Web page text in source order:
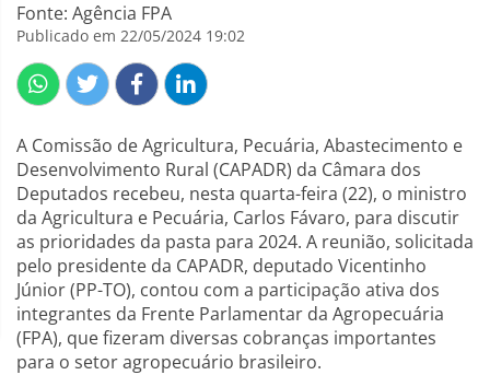
Fonte: Agência FPA
Publicado em 22/05/2024 19:02
A Comissão de Agricultura, Pecuária, Abastecimento e
Desenvolvimento Rural (CAPADR) da Câmara dos
Deputados recebeu, nesta quarta-feira (22), o ministro
da Agricultura e Pecuária, Carlos Fávaro, para discutir
as prioridades da pasta para 2024. A reunião, solicitada
pelo presidente da CAPADR, deputado Vicentinho
Júnior (PP-TO), contou com a participação ativa dos
integrantes da Frente Parlamentar da Agropecuária
(FPA), que fizeram diversas cobranças importantes
para o setor agropecuário brasileiro.